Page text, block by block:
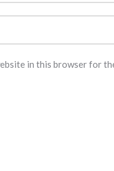
in this browser for